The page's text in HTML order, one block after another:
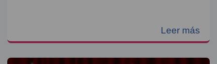
Leer más